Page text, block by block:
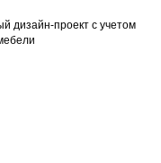
дизайн-проект с учетом